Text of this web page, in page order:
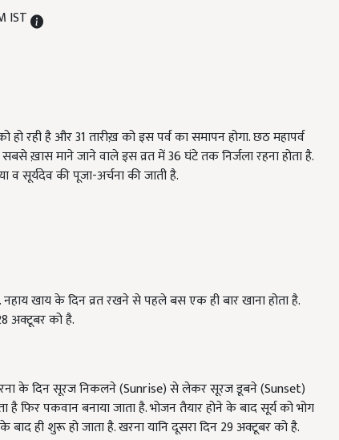
IST
है और 31 तारीख़ को इस पर्व का समापन होगा. छठ महापर्व
सबसे ख़ास माने जाने वाले इस व्रत में 36 घंटे तक निर्जला रहना होता है.
व सूर्यदेव की पूजा-अर्चना की जाती है.
खाय के दिन व्रत रखने से पहले बस एक ही बार खाना होता है.
अक्टूबर को है.
के दिन सूरज निकलने (Sunrise) से लेकर सूरज डूबने (Sunset)
है फिर पकवान बनाया जाता है. भोजन तैयार होने के बाद सूर्य को भोग
बाद ही शुरू हो जाता है. खरना यानि दूसरा दिन 29 अक्टूबर को है.